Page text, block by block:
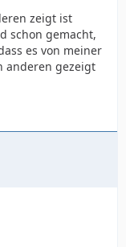
zeigt ist
schon gemacht,
es von meiner
anderen gezeigt